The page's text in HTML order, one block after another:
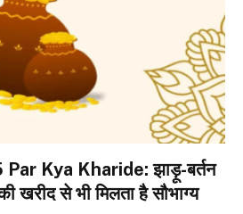
Kya Kharide: झाड़ू-बर्तन
खरीद से भी मिलता है सौभाग्य